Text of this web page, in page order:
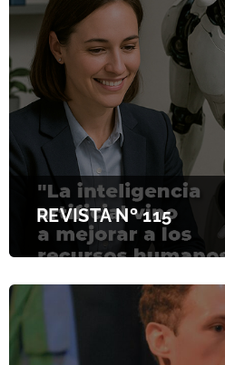
REVISTA Nº 115